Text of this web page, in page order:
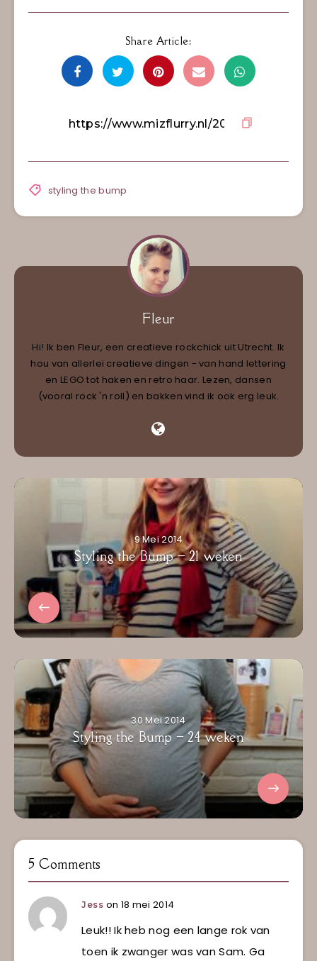
Share Article:
styling the bump
Fleur
Hi! Ik ben Fleur, een creatieve rockchick uit Utrecht. Ik
hou van allerlei creatieve dingen - van hand lettering
en LEGO tot haken en retro haar. Lezen, dansen
(vooral rock 'n roll) en bakken vind ik ook erg leuk.
9 Mei 2014
Styling the Bump – 21 weken
30 Mei 2014
Styling the Bump – 24 weken
5 Comments
Jess on 18 mei 2014
Leuk!! Ik heb nog een lange rok van
toen ik zwanger was van Sam. Ga